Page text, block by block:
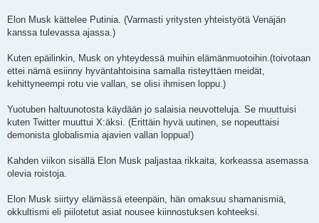
Elon Musk kättelee Putinia. (Varmasti yritysten yhteistyötä Venäjän
kanssa tulevassa ajassa.)
Kuten epäilinkin, Musk on yhteydessä muihin elämänmuotoihin.(toivotaan
ettei nämä esiinny hyväntahtoisina samalla risteyttäen meidät,
kehittyneempi rotu vie vallan, se olisi ihmisen loppu.)
Yuotuben haltuunotosta käydään jo salaisia neuvotteluja. Se muuttuisi
kuten Twitter muuttui X:äksi. (Erittäin hyvä uutinen, se nopeuttaisi
demonista globalismia ajavien vallan loppua!)
Kahden viikon sisällä Elon Musk paljastaa rikkaita, korkeassa asemassa
olevia roistoja.
Elon Musk siirtyy elämässä eteenpäin, hän omaksuu shamanismiä,
okkultismi eli piilotetut asiat nousee kiinnostuksen kohteeksi.